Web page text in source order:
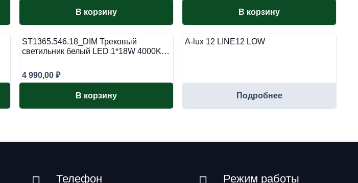
В корзину В корзину
ST1365.546.18_DIM Трековый
светильник белый LED 1*18W 4000K…
4 990,00 ₽
В корзину
A-lux 12 LINE12 LOW
Подробнее
Телефон Режим работы